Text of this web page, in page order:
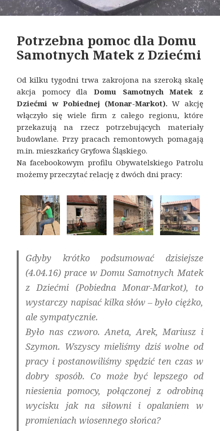
Potrzebna pomoc dla Domu
Samotnych Matek z Dziećmi
Od kilku tygodni trwa zakrojona na szeroką skalę
akcja pomocy dla Domu Samotnych Matek z
Dziećmi w Pobiednej (Monar-Markot). W akcję
włączyło się wiele firm z całego regionu, które
przekazują na rzecz potrzebujących materiały
budowlane. Przy pracach remontowych pomagają
m.in. mieszkańcy Gryfowa Śląskiego.
Na facebookowym profilu Obywatelskiego Patrolu
możemy przeczytać relację z dwóch dni pracy:
Gdyby krótko podsumować dzisiejsze
(4.04.16) prace w Domu Samotnych Matek
z Dziećmi (Pobiedna Monar-Markot), to
wystarczy napisać kilka słów – było ciężko,
ale sympatycznie.
Było nas czworo. Aneta, Arek, Mariusz i
Szymon. Wszyscy mieliśmy dziś wolne od
pracy i postanowiliśmy spędzić ten czas w
dobry sposób. Co może być lepszego od
niesienia pomocy, połączonej z odrobiną
wycisku jak na siłowni i opalaniem w
promieniach wiosennego słońca?